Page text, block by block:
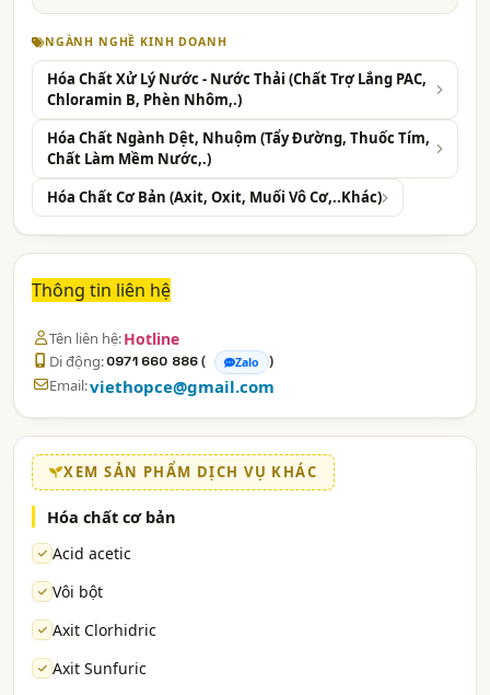
NGÀNH NGHỀ KINH DOANH
Hóa Chất Xử Lý Nước - Nước Thải (Chất Trợ Lắng PAC,
Chloramin B, Phèn Nhôm,.)
Hóa Chất Ngành Dệt, Nhuộm (Tẩy Đường, Thuốc Tím,
Chất Làm Mềm Nước,.)
Hóa Chất Cơ Bản (Axit, Oxit, Muối Vô Cơ,..Khác)
Thông tin liên hệ
Tên liên hệ:Hotline
Di động:0971 660 886( Zalo )
Email:viethopce@gmail.com
XEM SẢN PHẨM DỊCH VỤ KHÁC
Hóa chất cơ bản
Acid acetic
Vôi bột
Axit Clorhidric
Axit Sunfuric